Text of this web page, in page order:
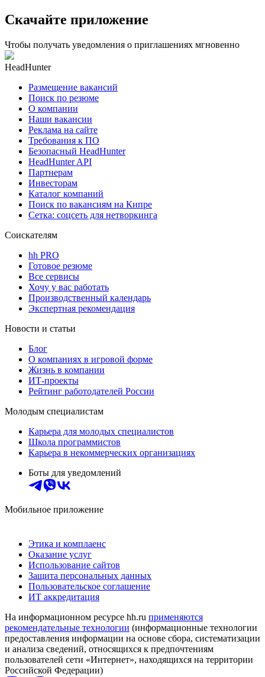
Скачайте приложение
Чтобы получать уведомления о приглашениях мгновенно
HeadHunter
Размещение вакансий
Поиск по резюме
О компании
Наши вакансии
Реклама на сайте
Требования к ПО
Безопасный HeadHunter
HeadHunter API
Партнерам
Инвесторам
Каталог компаний
Поиск по вакансиям на Кипре
Сетка: соцсеть для нетворкинга
Соискателям
hh PRO
Готовое резюме
Все сервисы
Хочу у вас работать
Производственный календарь
Экспертная рекомендация
Новости и статьи
Блог
О компаниях в игровой форме
Жизнь в компании
ИТ-проекты
Рейтинг работодателей России
Молодым специалистам
Карьера для молодых специалистов
Школа программистов
Карьера в некоммерческих организациях
Боты для уведомлений
Мобильное приложение
Этика и комплаенс
Оказание услуг
Использование сайтов
Защита персональных данных
Пользовательское соглашение
ИТ аккредитация
На информационном ресурсе hh.ru применяются
рекомендательные технологии (информационные технологии
предоставления информации на основе сбора, систематизации
и анализа сведений, относящихся к предпочтениям
пользователей сети «Интернет», находящихся на территории
Российской Федерации)